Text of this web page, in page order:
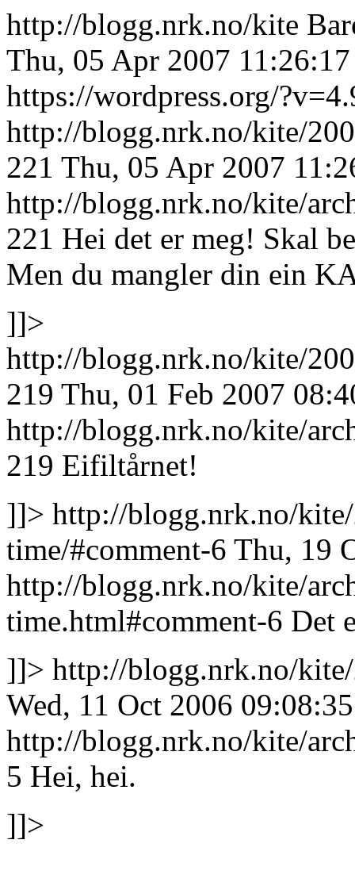
http://blogg.nrk.no/kite
Thu, 05 Apr 2007
https://wordpress.org/
http://blogg.nrk.no/kite/
221 Thu, 05 Apr 2007
http://blogg.nrk.no/kite/
221 Hei det er meg! Skal
Men du mangler din ein
]]>
http://blogg.nrk.no/kite/
219 Thu, 01 Feb 2007
http://blogg.nrk.no/kite/
219 Eifiltårnet!
]]> http://blogg.nrk.no/
time/#comment-6 Thu, 19
http://blogg.nrk.no/kite/
time.html#comment-6 Det
]]> http://blogg.nrk.no/
Wed, 11 Oct 2006
http://blogg.nrk.no/kite/
5 Hei, hei.
]]>